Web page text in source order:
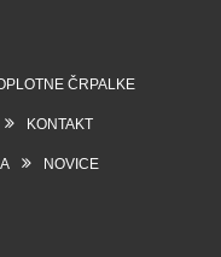
ČRPALKE
KONTAKT
NOVICE